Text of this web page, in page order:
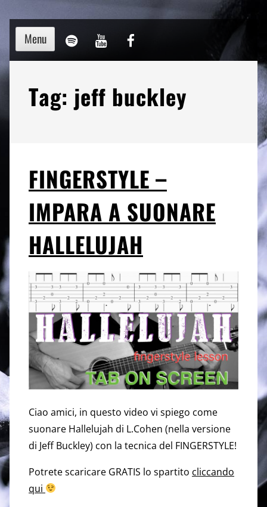
Skip
to
content
Menu
My
Music
Spotify
YouTube
Channel
Pagina
Facebook
Tag: jeff buckley
FINGERSTYLE –
IMPARA A SUONARE
HALLELUJAH
Ciao amici, in questo video vi spiego come
suonare Hallelujah di L.Cohen (nella versione
di Jeff Buckley) con la tecnica del FINGERSTYLE!
Potrete scaricare GRATIS lo spartito cliccando
qui